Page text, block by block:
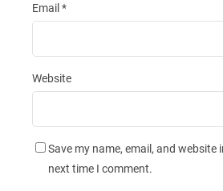
Email *
Website
Save my name, email, and
next time I comment.